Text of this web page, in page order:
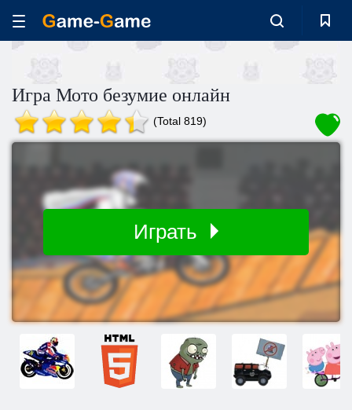
Игра Мото безумие онлайн
(Total 819)
Играть